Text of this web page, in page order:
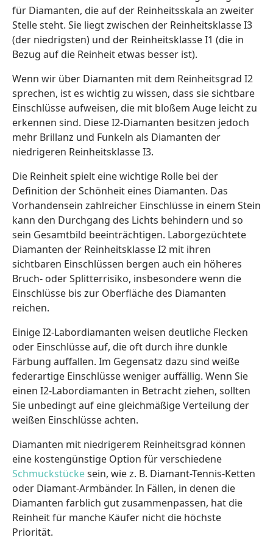
für Diamanten, die auf der Reinheitsskala an zweiter
Stelle steht. Sie liegt zwischen der Reinheitsklasse I3
(der niedrigsten) und der Reinheitsklasse I1 (die in
Bezug auf die Reinheit etwas besser ist).
Wenn wir über Diamanten mit dem Reinheitsgrad I2
sprechen, ist es wichtig zu wissen, dass sie sichtbare
Einschlüsse aufweisen, die mit bloßem Auge leicht zu
erkennen sind. Diese I2-Diamanten besitzen jedoch
mehr Brillanz und Funkeln als Diamanten der
niedrigeren Reinheitsklasse I3.
Die Reinheit spielt eine wichtige Rolle bei der
Definition der Schönheit eines Diamanten. Das
Vorhandensein zahlreicher Einschlüsse in einem Stein
kann den Durchgang des Lichts behindern und so
sein Gesamtbild beeinträchtigen. Laborgezüchtete
Diamanten der Reinheitsklasse I2 mit ihren
sichtbaren Einschlüssen bergen auch ein höheres
Bruch- oder Splitterrisiko, insbesondere wenn die
Einschlüsse bis zur Oberfläche des Diamanten
reichen.
Einige I2-Labordiamanten weisen deutliche Flecken
oder Einschlüsse auf, die oft durch ihre dunkle
Färbung auffallen. Im Gegensatz dazu sind weiße
federartige Einschlüsse weniger auffällig. Wenn Sie
einen I2-Labordiamanten in Betracht ziehen, sollten
Sie unbedingt auf eine gleichmäßige Verteilung der
weißen Einschlüsse achten.
Diamanten mit niedrigerem Reinheitsgrad können
eine kostengünstige Option für verschiedene
Schmuckstückesein, wie z. B. Diamant-Tennis-Ketten
oder Diamant-Armbänder. In Fällen, in denen die
Diamanten farblich gut zusammenpassen, hat die
Reinheit für manche Käufer nicht die höchste
Priorität.